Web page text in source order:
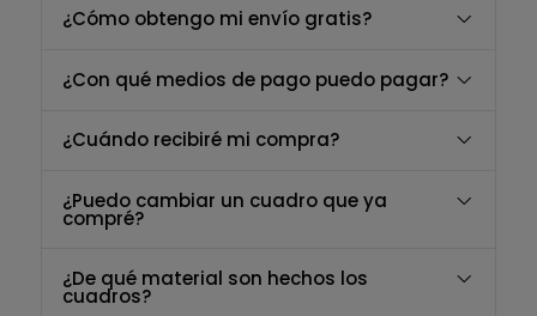
¿Cómo obtengo mi envío gratis?
¿Con qué medios de pago puedo pagar?
¿Cuándo recibiré mi compra?
¿Puedo cambiar un cuadro que ya
compré?
¿De qué material son hechos los
cuadros?